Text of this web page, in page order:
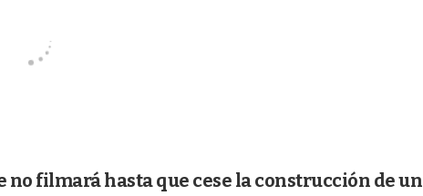
filmará hasta que cese la construcción de un